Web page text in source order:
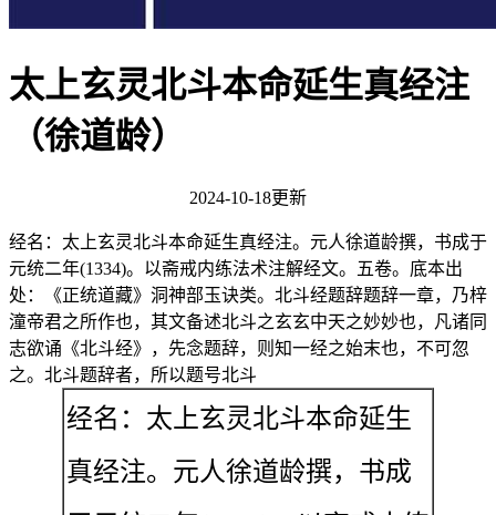
太上玄灵北斗本命延生真经注
（徐道龄）
2024-10-18更新
经名：太上玄灵北斗本命延生真经注。元人徐道龄撰，书成于
元统二年(1334)。以斋戒内练法术注解经文。五卷。底本出
处：《正统道藏》洞神部玉诀类。北斗经题辞题辞一章，乃梓
潼帝君之所作也，其文备述北斗之玄玄中天之妙妙也，凡诸同
志欲诵《北斗经》，先念题辞，则知一经之始末也，不可忽
之。北斗题辞者，所以题号北斗
经名：太上玄灵北斗本命延生
真经注。元人徐道龄撰，书成